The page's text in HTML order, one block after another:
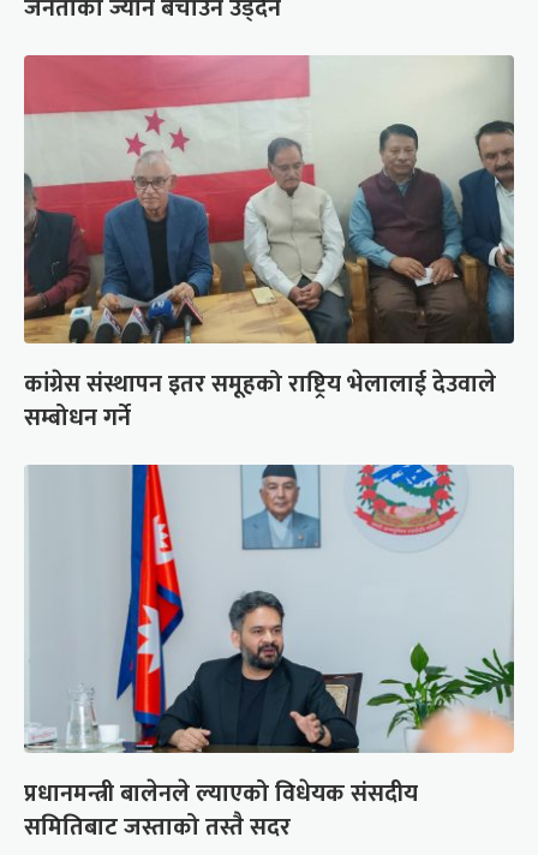
कांग्रेस संस्थापन इतर समूहको राष्ट्रिय भेलालाई देउवाले
सम्बोधन गर्ने
प्रधानमन्त्री बालेनले ल्याएको विधेयक संसदीय
समितिबाट जस्ताको तस्तै सदर